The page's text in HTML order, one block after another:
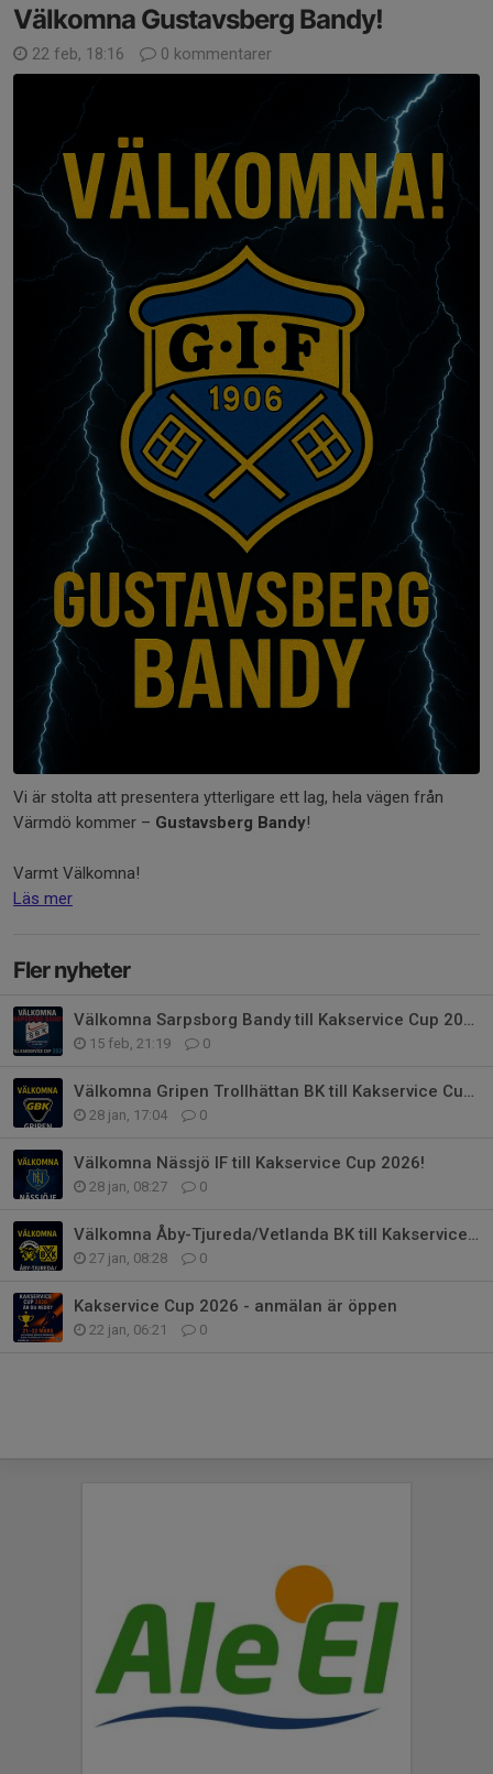
Välkomna Gustavsberg Bandy!
22 feb, 18:16 0 kommentarer
Vi är stolta att presentera ytterligare ett lag, hela vägen från
Värmdö kommer – Gustavsberg Bandy!
Varmt Välkomna!
Läs mer
Fler nyheter
Välkomna Sarpsborg Bandy till Kakservice Cup 2026!
15 feb, 21:19 0
Välkomna Gripen Trollhättan BK till Kakservice Cup 2026!
28 jan, 17:04 0
Välkomna Nässjö IF till Kakservice Cup 2026!
28 jan, 08:27 0
Välkomna Åby-Tjureda/Vetlanda BK till Kakservice Cup 2026!
27 jan, 08:28 0
Kakservice Cup 2026 - anmälan är öppen
22 jan, 06:21 0